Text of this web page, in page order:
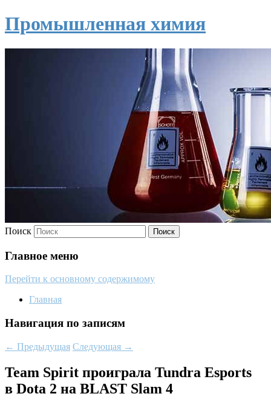
Промышленная химия
Поиск
Главное меню
Перейти к основному содержимому
Главная
Навигация по записям
← Предыдущая Следующая →
Team Spirit проиграла Tundra Esports
в Dota 2 на BLAST Slam 4